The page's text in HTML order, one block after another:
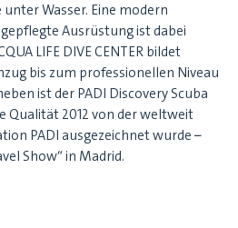
Wasser. Eine modern
Ausrüstung ist dabei
LIFE DIVE CENTER bildet
bis zum professionellen Niveau
ist der PADI Discovery Scuba
Qualität 2012 von der weltweit
PADI ausgezeichnet wurde –
Show“ in Madrid.